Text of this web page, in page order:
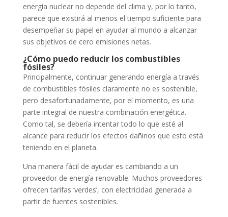
energía nuclear no depende del clima y, por lo tanto,
parece que existirá al menos el tiempo suficiente para
desempeñar su papel en ayudar al mundo a alcanzar
sus objetivos de cero emisiones netas.
¿Cómo puedo reducir los combustibles
fósiles?
Principalmente, continuar generando energía a través
de combustibles fósiles claramente no es sostenible,
pero desafortunadamente, por el momento, es una
parte integral de nuestra combinación energética.
Como tal, se debería intentar todo lo que esté al
alcance para reducir los efectos dañinos que esto está
teniendo en el planeta.
Una manera fácil de ayudar es cambiando a un
proveedor de energía renovable. Muchos proveedores
ofrecen tarifas ‘verdes’, con electricidad generada a
partir de fuentes sostenibles.